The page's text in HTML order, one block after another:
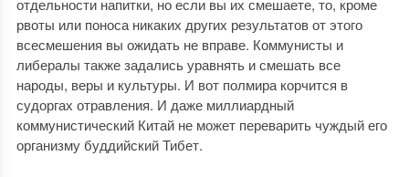
рвоты или поноса никаких других результатов от этого
всесмешения вы ожидать не вправе. Коммунисты и
либералы также задались уравнять и смешать все
народы, веры и культуры. И вот полмира корчится в
судоргах отравления. И даже миллиардный
коммунистический Китай не может переварить чуждый его
организму буддийский Тибет.